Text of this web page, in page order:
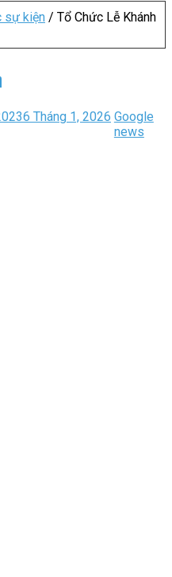
sự kiện / Tổ Chức Lễ Khánh
6 Tháng 1, 2026 Google
news